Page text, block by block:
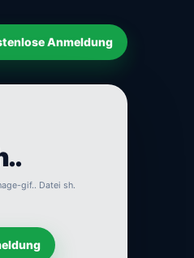
Anmeldung
gif.. Datei sh.